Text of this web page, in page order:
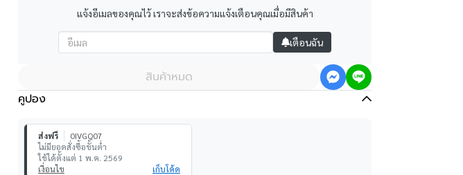
แจ้งอีเมลของคุณไว้ เราจะส่งข้อความแจ้งเตือนคุณเมื่อมีสินค้า
เตือนฉัน
สินค้าหมด
คูปอง
ส่งฟรี
0IVGQ07
ไม่มียอดสั่งซื้อขั้นต่ำ
ใช้ได้ตั้งแต่ 1 พ.ค. 2569
เงื่อนไข
เก็บโค้ด